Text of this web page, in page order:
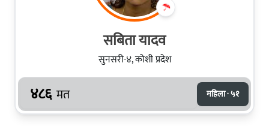
सबिता यादव
सुनसरी-४, कोशी प्रदेश
४८६ मत महिला · ५१